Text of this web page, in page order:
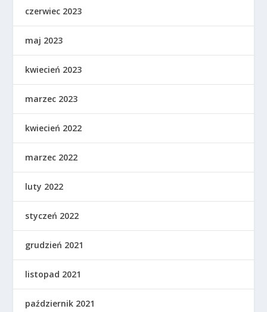
czerwiec 2023
maj 2023
kwiecień 2023
marzec 2023
kwiecień 2022
marzec 2022
luty 2022
styczeń 2022
grudzień 2021
listopad 2021
październik 2021